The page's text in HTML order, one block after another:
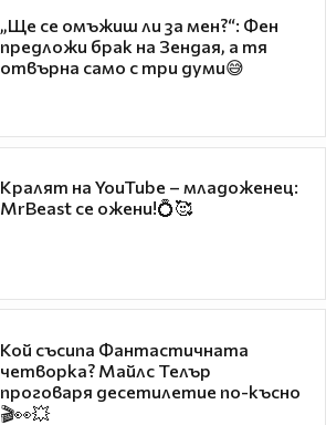
„Ще се омъжиш ли за мен?“: Фен
предложи брак на Зендая, а тя
отвърна само с три думи😅
Кралят на YouTube – младоженец:
MrBeast се ожени!💍🥰
Кой съсипа Фантастичната
четворка? Майлс Телър
проговаря десетилетие по-късно
🎬👀💥